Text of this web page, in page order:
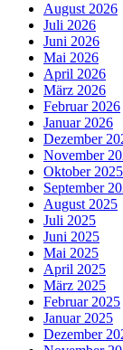
August 2026
Juli 2026
Juni 2026
Mai 2026
April 2026
März 2026
Februar 2026
Januar 2026
Dezember
November
Oktober 2025
September
August 2025
Juli 2025
Juni 2025
Mai 2025
April 2025
März 2025
Februar 2025
Januar 2025
Dezember